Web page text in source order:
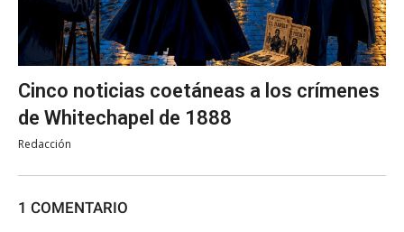
Cinco noticias coetáneas a los crímenes
de Whitechapel de 1888
Redacción
1 COMENTARIO